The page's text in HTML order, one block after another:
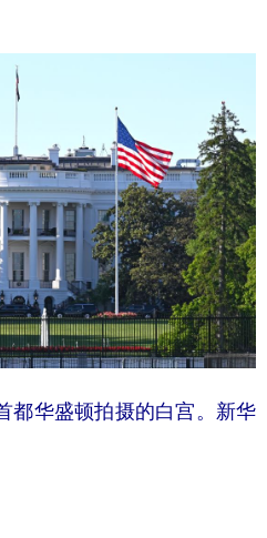
河北 山西
上海 江苏
福建 江西
湖北 湖南
云南 西藏
都华盛顿拍摄的白宫。新华